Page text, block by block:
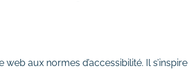
aux normes d’accessibilité. Il